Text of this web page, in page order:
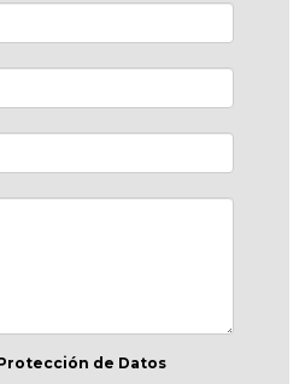
de Datos